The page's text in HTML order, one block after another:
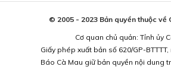
© 2005 - 2023 Bản quyền thuộc về
Cơ quan chủ quản: Tỉnh ủy
Giấy phép xuất bản số 620/GP-
Báo Cà Mau giữ bản quyền nội dung